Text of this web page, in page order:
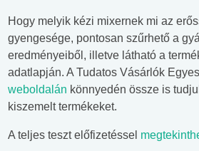
Hogy melyik kézi mixernek mi az
gyengesége, pontosan szűrhető a
eredményeiből, illetve látható a
adatlapján. A Tudatos Vásárlók
weboldalán könnyedén össze is
kiszemelt termékeket.
A teljes teszt előfizetéssel